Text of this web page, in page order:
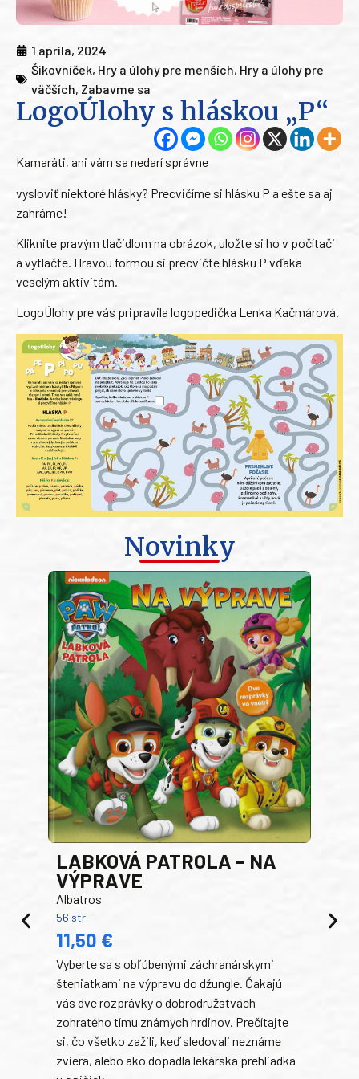
1 apríla, 2024
Šikovníček, Hry a úlohy pre menších, Hry a úlohy pre
väčších, Zabavme sa
LogoÚlohy s hláskou „P“
Kamaráti, ani vám sa nedarí správne
vysloviť niektoré hlásky? Precvičíme si hlásku P a ešte sa aj
zahráme!
Kliknite pravým tlačidlom na obrázok, uložte si ho v počítači
a vytlačte. Hravou formou si precvičte hlásku P vďaka
veselým aktivitám.
LogoÚlohy pre vás pripravila logopedička Lenka Kačmárová.
Novinky
LABKOVÁ PATROLA – NA
VÝPRAVE
Albatros
56 str.
11,50 €
Vyberte sa s obľúbenými záchranárskymi
šteniatkami na výpravu do džungle. Čakajú
vás dve rozprávky o dobrodružstvách
zohratého tímu známych hrdinov. Prečítajte
si, čo všetko zažili, keď sledovali neznáme
zviera, alebo ako dopadla lekárska prehliadka